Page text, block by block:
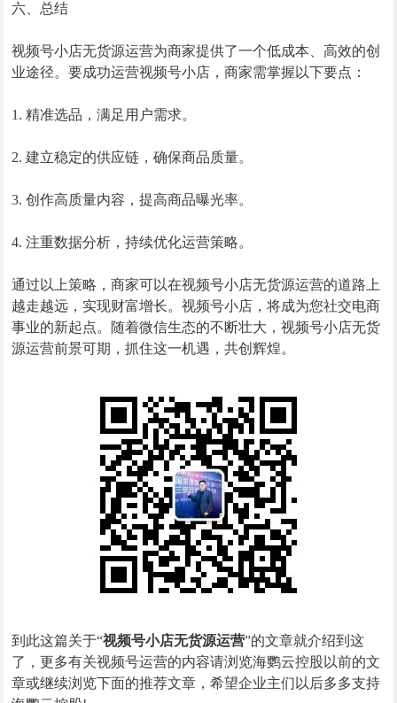
六、总结
视频号小店无货源运营为商家提供了一个低成本、高效的创
业途径。要成功运营视频号小店，商家需掌握以下要点：
1. 精准选品，满足用户需求。
2. 建立稳定的供应链，确保商品质量。
3. 创作高质量内容，提高商品曝光率。
4. 注重数据分析，持续优化运营策略。
通过以上策略，商家可以在视频号小店无货源运营的道路上
越走越远，实现财富增长。视频号小店，将成为您社交电商
事业的新起点。随着微信生态的不断壮大，视频号小店无货
源运营前景可期，抓住这一机遇，共创辉煌。
到此这篇关于“视频号小店无货源运营”的文章就介绍到这
了，更多有关视频号运营的内容请浏览海鹦云控股以前的文
章或继续浏览下面的推荐文章，希望企业主们以后多多支持